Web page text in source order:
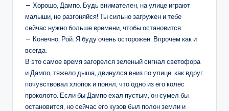
— Хорошо, Дампо. Будь внимателен, на улице играют
малыши, не разгоняйся! Ты сильно загружен и тебе
сейчас нужно больше времени, чтобы остановится.
— Конечно, Рой. Я буду очень осторожен. Впрочем как и
всегда.
В это самое время загорелся зеленый сигнал светофора
и Дампо, тяжело дыша, двинулся вниз по улице, как вдруг
почувствовал хлопок и понял, что одно из его колес
проколото. Если бы Дампо ехал пустым, он сумел бы
остановится, но сейчас его кузов был полон земли и